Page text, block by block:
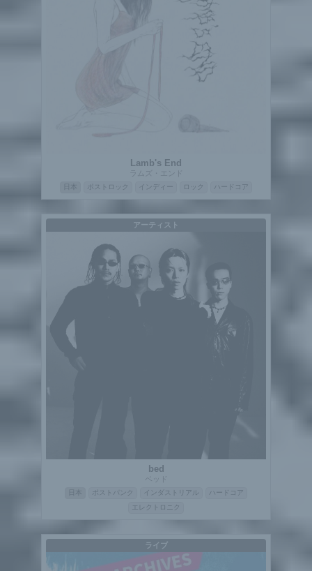
Lamb's End
ラムズ・エンド
ポストロック インディー ロック ハードコア
アーティスト
bed
ベッド
ポストパンク インダストリアル
ハードコア
エレクトロニク
ライブ